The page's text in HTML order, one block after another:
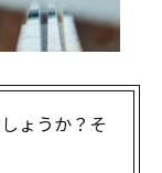
ょうか？そ